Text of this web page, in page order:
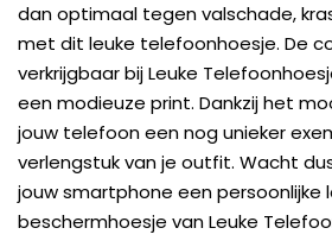
dan optimaal tegen valschade,
met dit leuke telefoonhoesje. De
verkrijgbaar bij Leuke
een modieuze print. Dankzij het
jouw telefoon een nog unieker
verlengstuk van je outfit. Wacht
jouw smartphone een persoonlijke
beschermhoesje van Leuke